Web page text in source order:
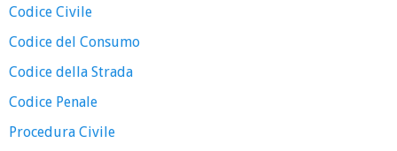
Codice Civile
Codice del Consumo
Codice della Strada
Codice Penale
Procedura Civile